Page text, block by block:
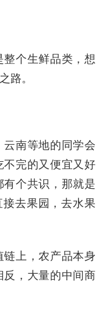
个生鲜品类，想
路。
南等地的同学会
完的又便宜又好
个共识，那就是
去果园，去水果
上，农产品本身
，大量的中间商